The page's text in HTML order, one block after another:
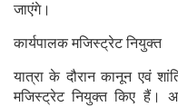
जाएंगे।
कार्यपालक मजिस्ट्रेट नियुक्त
यात्रा के दौरान कानून एवं
मजिस्ट्रेट नियुक्त किए हैं।